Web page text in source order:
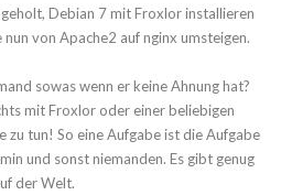
Debian 7 mit Froxlor installieren
von Apache2 auf nginx umsteigen.
sowas wenn er keine Ahnung hat?
mit Froxlor oder einer beliebigen
zu tun! So eine Aufgabe ist die Aufgabe
und sonst niemanden. Es gibt genug
der Welt.